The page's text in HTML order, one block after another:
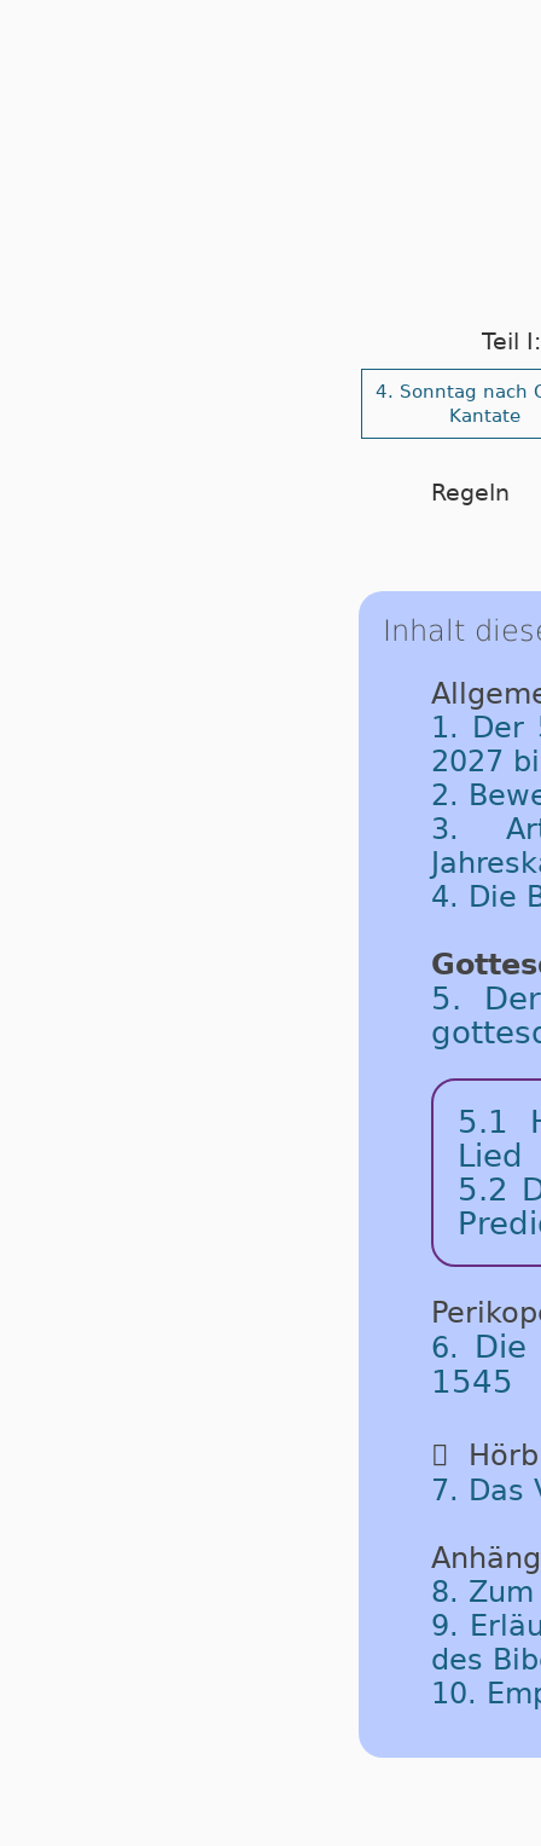
Teil
4. Sonntag nach
Kantate
Regeln
Inhalt
1. Der
2027
2.
3.
4. Die
5.
5.1
Lied
5.2
6. Die
1545

7. Das
8.
9.
des
10.